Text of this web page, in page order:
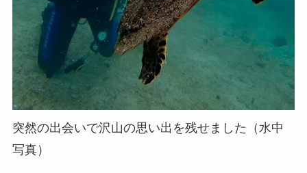
突然の出会いで沢山の思い出を残せました（水中
写真）